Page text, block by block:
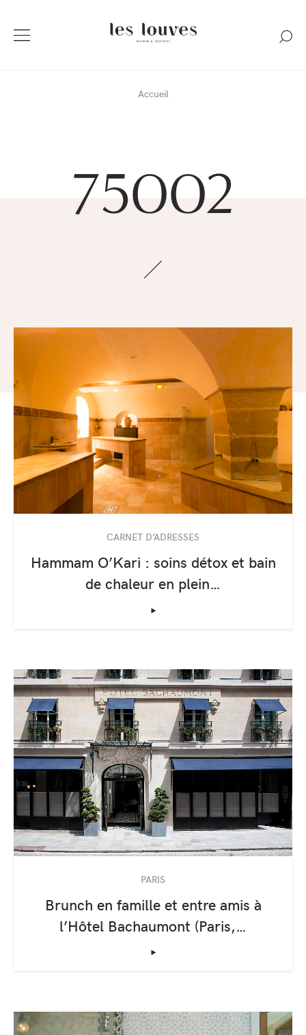
Accueil
75002
CARNET D’ADRESSES
Hammam O’Kari : soins détox et bain
de chaleur en plein…
‣
PARIS
Brunch en famille et entre amis à
l’Hôtel Bachaumont (Paris,…
‣